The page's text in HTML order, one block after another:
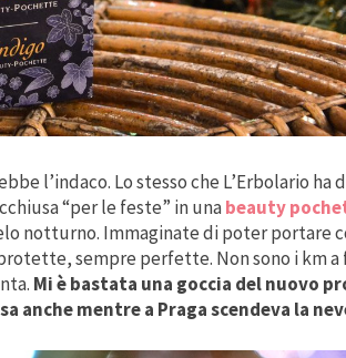
l’indaco. Lo stesso che L’Erbolario ha
“per le feste” in unabeauty
notturno. Immaginate di poter portare
sempre perfette. Non sono i km a
Mi è bastata una goccia del nuovo
anche mentre a Praga scendeva la